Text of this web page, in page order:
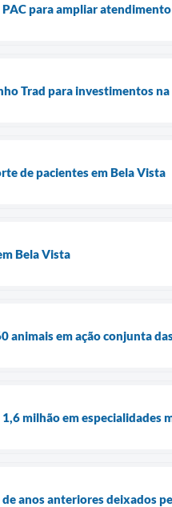
para ampliar
Trad para investimentos na
de pacientes em Bela Vista
Bela Vista
em ação conjunta
milhão em especialidades
anos anteriores deixados